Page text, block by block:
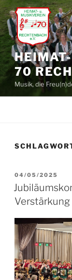
Zum
Inhalt
springen
70
Musik, die
AM
04/05/2025
Verstärkung